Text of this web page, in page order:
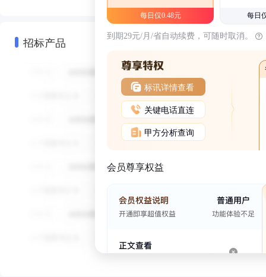
招标产品
每日仅0.48元 每日
到期29元/月/省自动续费，可随时取消。
标讯详情查看
关键电话直连
甲方分析查询
会员尊享权益